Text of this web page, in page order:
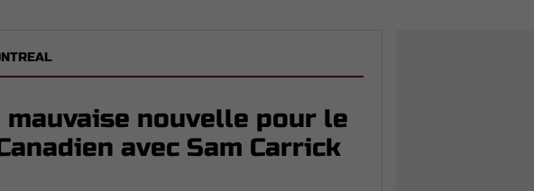
nouvelle pour le
avec Sam Carrick